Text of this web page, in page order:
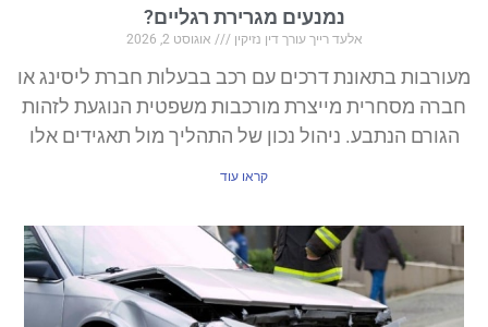
נמנעים מגרירת רגליים?
אלעד רייך עורך דין נזיקין אוגוסט 2, 2026
מעורבות בתאונת דרכים עם רכב בבעלות חברת ליסינג או
חברה מסחרית מייצרת מורכבות משפטית הנוגעת לזהות
הגורם הנתבע. ניהול נכון של התהליך מול תאגידים אלו
קראו עוד